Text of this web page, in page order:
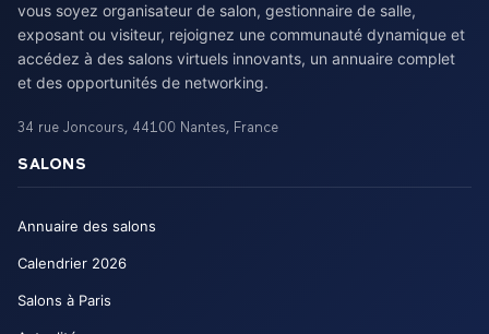
vous soyez organisateur de salon, gestionnaire de salle,
exposant ou visiteur, rejoignez une communauté dynamique et
accédez à des salons virtuels innovants, un annuaire complet
et des opportunités de networking.
34 rue Joncours, 44100 Nantes, France
SALONS
Annuaire des salons
Calendrier 2026
Salons à Paris